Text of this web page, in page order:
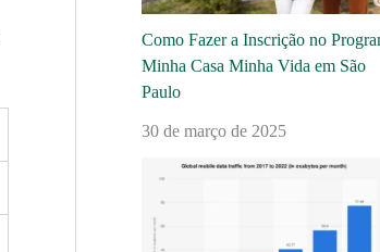
Como Fazer a Inscrição no
Minha Casa Minha Vida em São
Paulo
30 de março de 2025